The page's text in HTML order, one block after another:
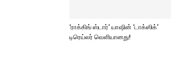
‘ராக்கிங் ஸ்டார்’ யாஷின் ‘டாக்ஸிக்’
டிரெய்லர் வெளியானது!